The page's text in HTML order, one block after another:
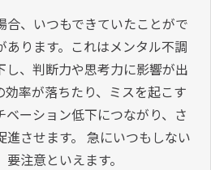
合、いつもできていたことがで
あります。これはメンタル不調
し、判断力や思考力に影響が出
率が落ちたり、ミスを起こす
ベーション低下につながり、さ
進させます。 急にいつもしない
注意といえます。